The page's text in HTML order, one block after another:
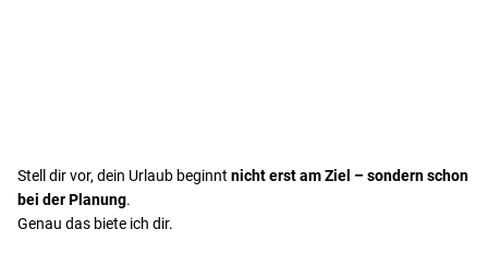
Stell dir vor, dein Urlaub beginnt nicht erst am Ziel – sondern schon
bei der Planung.
Genau das biete ich dir.